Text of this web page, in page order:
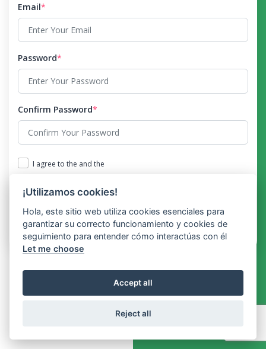
Email*
Password*
Confirm Password*
I agree to the and the
Register
Already have an account?Login
© 2026 B2Contact by Chat2desk México S.A. de C.V - 5 de
febrero 25 - 905, Tlalnepantla de Baz, 54055 - 5522088146 -
info@chat2desk.mx
¡Utilizamos cookies!
Hola, este sitio web utiliza cookies esenciales para
garantizar su correcto funcionamiento y cookies de
seguimiento para entender cómo interactúas con él
Let me choose
Accept all
Reject all